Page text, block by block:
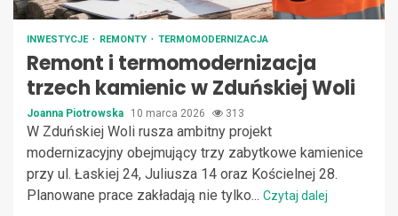
INWESTYCJE REMONTY TERMOMODERNIZACJA
Remont i termomodernizacja
trzech kamienic w Zduńskiej Woli
Joanna Piotrowska 10 marca 2026 313
W Zduńskiej Woli rusza ambitny projekt
modernizacyjny obejmujący trzy zabytkowe kamienice
przy ul. Łaskiej 24, Juliusza 14 oraz Kościelnej 28.
Planowane prace zakładają nie tylko... Czytaj dalej